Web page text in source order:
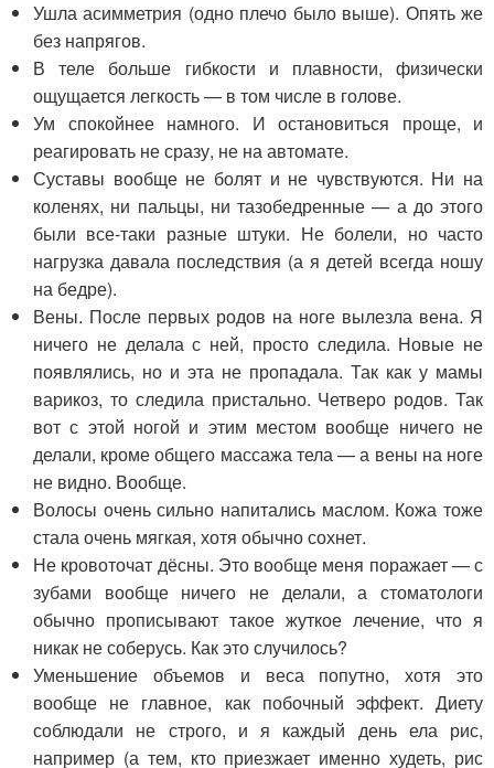
Ушла асимметрия (одно плечо было выше). Опять же
без напрягов.
В теле больше гибкости и плавности, физически
ощущается легкость — в том числе в голове.
Ум спокойнее намного. И остановиться проще, и
реагировать не сразу, не на автомате.
Суставы вообще не болят и не чувствуются. Ни на
коленях, ни пальцы, ни тазобедренные — а до этого
были все-таки разные штуки. Не болели, но часто
нагрузка давала последствия (а я детей всегда ношу
на бедре).
Вены. После первых родов на ноге вылезла вена. Я
ничего не делала с ней, просто следила. Новые не
появлялись, но и эта не пропадала. Так как у мамы
варикоз, то следила пристально. Четверо родов. Так
вот с этой ногой и этим местом вообще ничего не
делали, кроме общего массажа тела — а вены на ноге
не видно. Вообще.
Волосы очень сильно напитались маслом. Кожа тоже
стала очень мягкая, хотя обычно сохнет.
Не кровоточат дёсны. Это вообще меня поражает — с
зубами вообще ничего не делали, а стоматологи
обычно прописывают такое жуткое лечение, что я
никак не соберусь. Как это случилось?
Уменьшение объемов и веса попутно, хотя это
вообще не главное, как побочный эффект. Диету
соблюдали не строго, и я каждый день ела рис,
например (а тем, кто приезжает именно худеть, рис